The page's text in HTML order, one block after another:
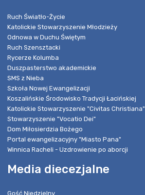
Ruch Światło-Życie
Katolickie Stowarzyszenie Młodzieży
Odnowa w Duchu Świętym
Ruch Szensztacki
Rycerze Kolumba
Duszpasterstwo akademickie
SMS z Nieba
Szkoła Nowej Ewangelizacji
Koszalińskie Środowisko Tradycji Łacińskiej
Katolickie Stowarzyszenie "Civitas Christiana"
Stowarzyszenie "Vocatio Dei"
Dom Miłosierdzia Bożego
Portal ewangelizacyjny "Miasto Pana"
Winnica Racheli - Uzdrowienie po aborcji
Media diecezjalne
Gość Niedzielny